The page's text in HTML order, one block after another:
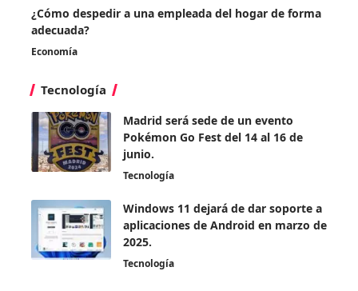
¿Cómo despedir a una empleada del hogar de forma
adecuada?
Economía
Tecnología
Madrid será sede de un evento
Pokémon Go Fest del 14 al 16 de
junio.
Tecnología
Windows 11 dejará de dar soporte a
aplicaciones de Android en marzo de
2025.
Tecnología